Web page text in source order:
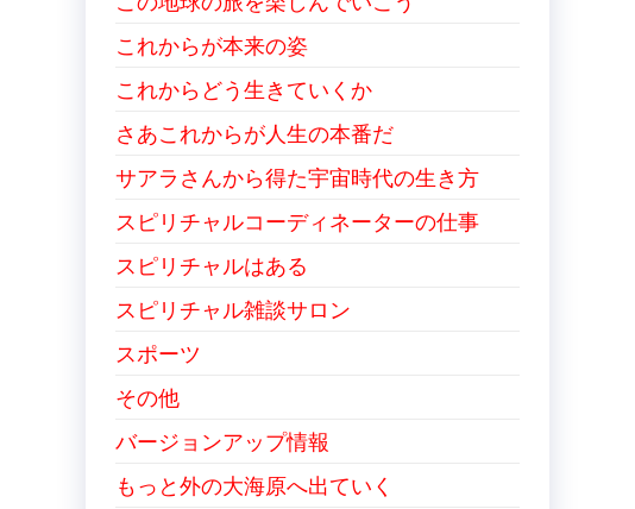
これからが本来の姿
これからどう生きていくか
さあこれからが人生の本番だ
サアラさんから得た宇宙時代の生き方
スピリチャルコーディネーターの仕事
スピリチャルはある
スピリチャル雑談サロン
スポーツ
その他
バージョンアップ情報
もっと外の大海原へ出ていく